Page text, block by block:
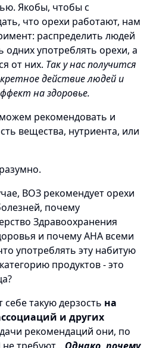
Якобы, чтобы с
что орехи работают, нам
распределить людей
одних употреблять орехи, а
от них. Так у нас получится
действие людей и
на здоровье.
рекомендовать и
вещества, нутриента, или
ВОЗ рекомендует орехи
почему
Здравоохранения
и почему AHA всеми
употреблять эту набитую
продуктов - это
такую дерзость на
и других
рекомендаций они, по